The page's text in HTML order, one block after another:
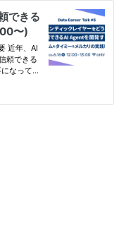
できる
〜)
頼できる
なってい